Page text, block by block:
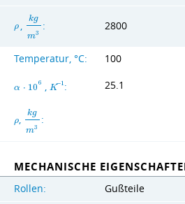
ρ
kg
m3
: 2800
Temperatur, °C: 100
α ⋅ 10
6 ,K−1 : 25.1
ρ,
kg
m3
:
MECHANISCHE
Rollen:
Gußteile